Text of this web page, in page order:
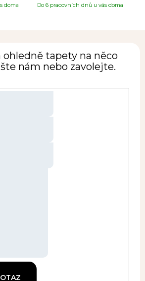
doma Do 6 pracovních dnů u vás doma
ohledně tapety na něco
nám nebo zavolejte.